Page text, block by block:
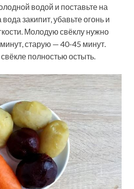
водой и поставьте на
закипит, убавьте огонь и
Молодую свёклу нужно
старую — 40-45 минут.
полностью остыть.